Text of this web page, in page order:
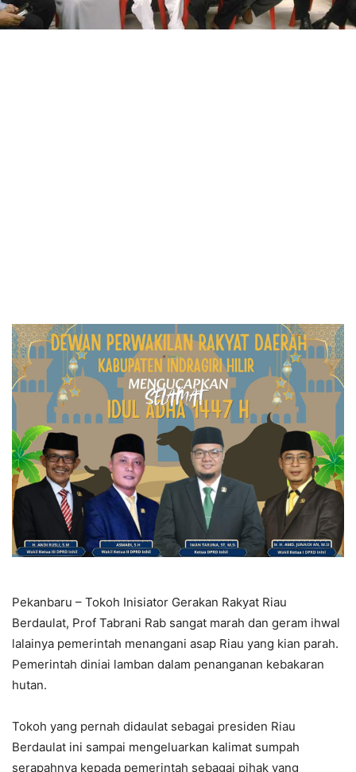
Pekanbaru – Tokoh Inisiator Gerakan Rakyat Riau
Berdaulat, Prof Tabrani Rab sangat marah dan geram ihwal
lalainya pemerintah menangani asap Riau yang kian parah.
Pemerintah diniai lamban dalam penanganan kebakaran
hutan.
Tokoh yang pernah didaulat sebagai presiden Riau
Berdaulat ini sampai mengeluarkan kalimat sumpah
serapahnya kepada pemerintah sebagai pihak yang